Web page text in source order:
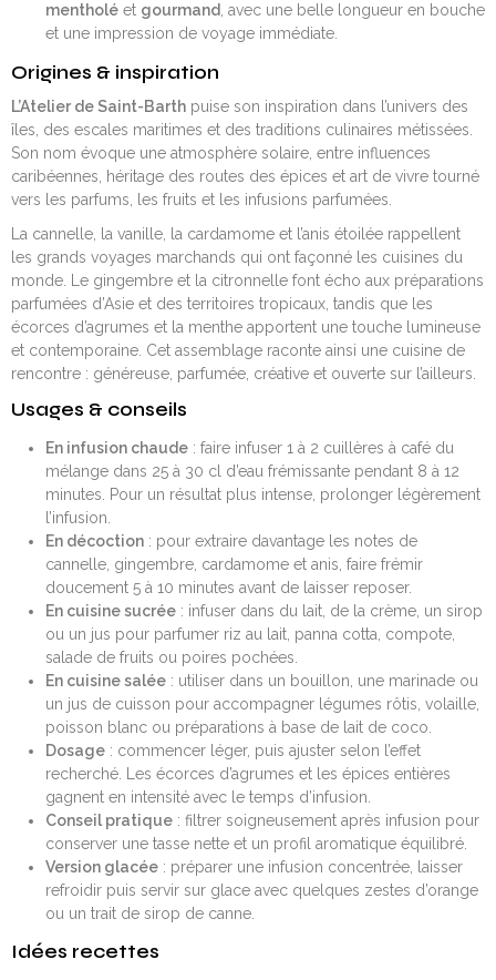
mentholéet gourmand, avec une belle longueur en bouche
et une impression de voyage immédiate.
Origines & inspiration
L’Atelier de Saint-Barth puise son inspiration dans l’univers des
îles, des escales maritimes et des traditions culinaires métissées.
Son nom évoque une atmosphère solaire, entre influences
caribéennes, héritage des routes des épices et art de vivre tourné
vers les parfums, les fruits et les infusions parfumées.
La cannelle, la vanille, la cardamome et l’anis étoilée rappellent
les grands voyages marchands qui ont façonné les cuisines du
monde. Le gingembre et la citronnelle font écho aux préparations
parfumées d’Asie et des territoires tropicaux, tandis que les
écorces d’agrumes et la menthe apportent une touche lumineuse
et contemporaine. Cet assemblage raconte ainsi une cuisine de
rencontre : généreuse, parfumée, créative et ouverte sur l’ailleurs.
Usages & conseils
En infusion chaude: faire infuser 1 à 2 cuillères à café du
mélange dans 25 à 30 cl d’eau frémissante pendant 8 à 12
minutes. Pour un résultat plus intense, prolonger légèrement
l’infusion.
En décoction: pour extraire davantage les notes de
cannelle, gingembre, cardamome et anis, faire frémir
doucement 5 à 10 minutes avant de laisser reposer.
En cuisine sucrée: infuser dans du lait, de la crème, un sirop
ou un jus pour parfumer riz au lait, panna cotta, compote,
salade de fruits ou poires pochées.
En cuisine salée: utiliser dans un bouillon, une marinade ou
un jus de cuisson pour accompagner légumes rôtis, volaille,
poisson blanc ou préparations à base de lait de coco.
Dosage: commencer léger, puis ajuster selon l’effet
recherché. Les écorces d’agrumes et les épices entières
gagnent en intensité avec le temps d’infusion.
Conseil pratique: filtrer soigneusement après infusion pour
conserver une tasse nette et un profil aromatique équilibré.
Version glacée: préparer une infusion concentrée, laisser
refroidir puis servir sur glace avec quelques zestes d’orange
ou un trait de sirop de canne.
Idées recettes